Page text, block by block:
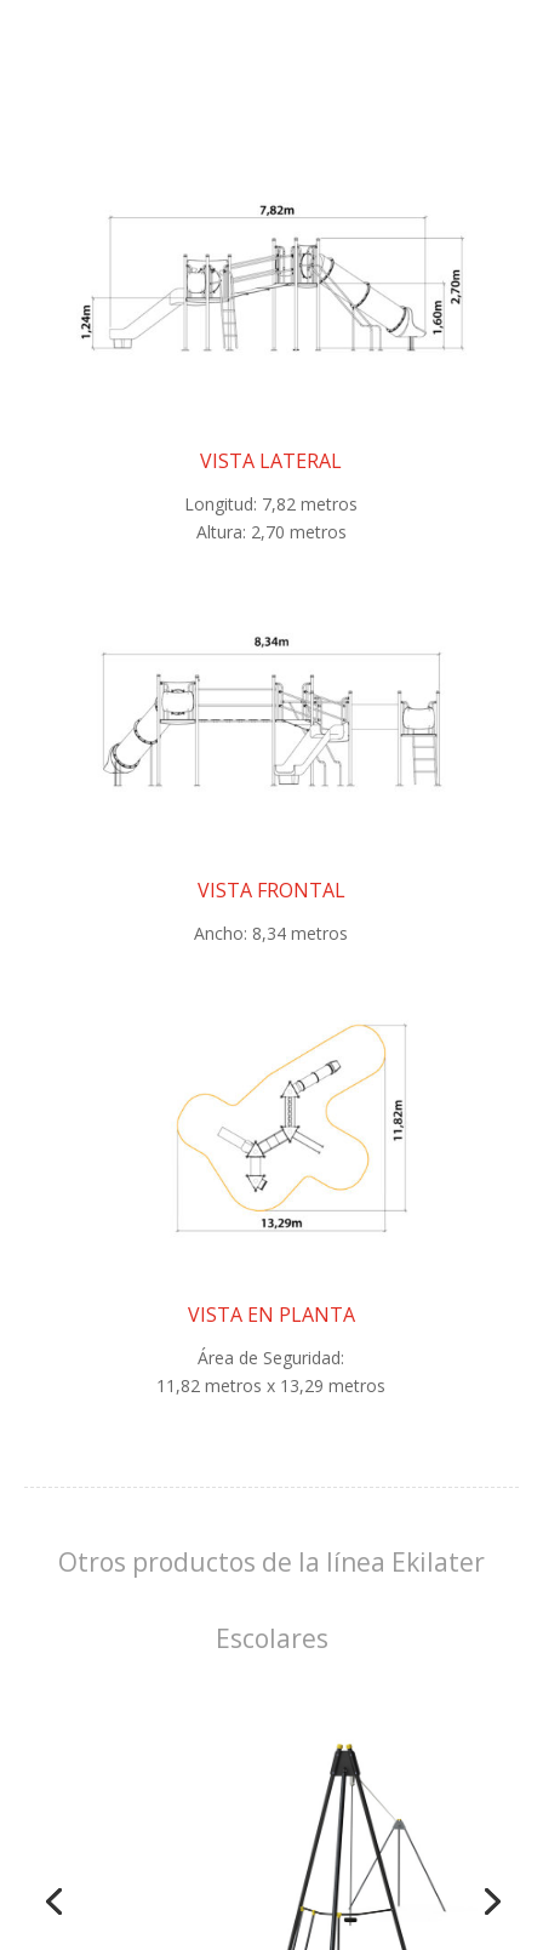
VISTA LATERAL
Longitud: 7,82 metros
Altura: 2,70 metros
VISTA FRONTAL
Ancho: 8,34 metros
VISTA EN PLANTA
Área de Seguridad:
11,82 metros x 13,29 metros
Otros productos de la línea Ekilater
Escolares